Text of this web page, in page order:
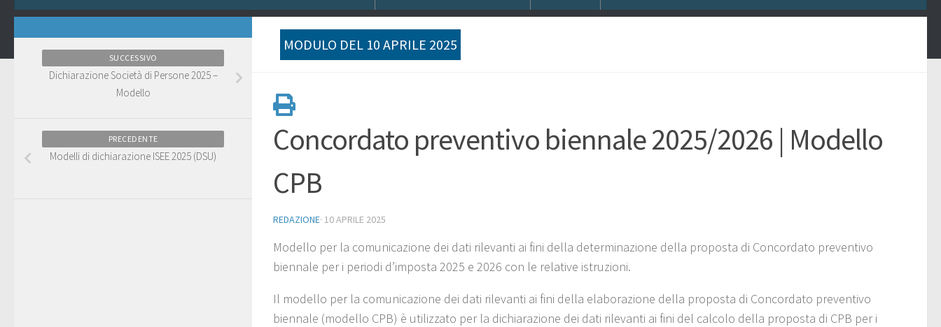
MODULO DEL 10 APRILE 2025
Concordato preventivo biennale 2025/2026 | Modello
CPB
REDAZIONE· 10 APRILE 2025
Modello per la comunicazione dei dati rilevanti ai fini della determinazione della proposta di Concordato preventivo
biennale per i periodi d’imposta 2025 e 2026 con le relative istruzioni.
Il modello per la comunicazione dei dati rilevanti ai fini della elaborazione della proposta di Concordato preventivo
biennale (modello CPB) è utilizzato per la dichiarazione dei dati rilevanti ai fini del calcolo della proposta di CPB per i
SUCCESSIVO
Dichiarazione Società di Persone 2025 –
Modello
PRECEDENTE
Modelli di dichiarazione ISEE 2025 (DSU)